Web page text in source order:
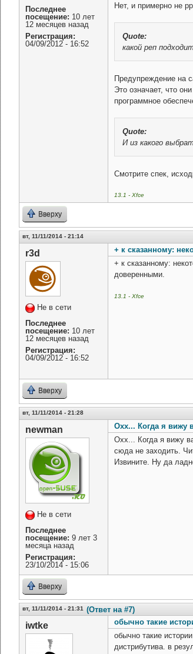
Последнее
посещение: 10 лет
12 месяцев назад
Регистрация:
04/09/2012 - 16:52
Нет, и примерно не
Quote:
какой реп
Предупреждение на
Это означает, что
программное
Quote:
И из какого
Смотрите спек,
13.1 - Xfce
Вверху
вт, 11/11/2014 - 21:14
r3d
Не в сети
Последнее
посещение: 10 лет
12 месяцев назад
Регистрация:
04/09/2012 - 16:52
+ к сказанному:
+ к сказанному:
доверенными.
13.1 - Xfce
Вверху
вт, 11/11/2014 - 21:28
newman
Не в сети
Последнее
посещение: 9 лет 3
месяца назад
Регистрация:
23/10/2014 - 15:06
Охх... Когда я вижу
Охх... Когда я вижу
сюда не заходить.
Извините. Ну да
Вверху
вт, 11/11/2014 - 21:31 (Ответ на #7)
iwtke
обычно такие
обычно такие
дистрибутива. в